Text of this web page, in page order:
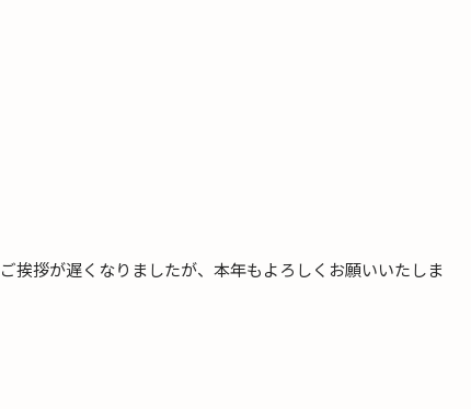
挨拶が遅くなりましたが、本年もよろしくお願いいたしま